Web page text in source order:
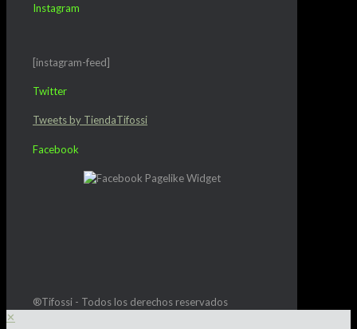
Instagram
[instagram-feed]
Twitter
Tweets by TiendaTifossi
Facebook
®Tifossi - Todos los derechos reservados
✕